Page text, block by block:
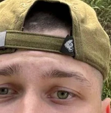
розвідку, коригування
власне життя.